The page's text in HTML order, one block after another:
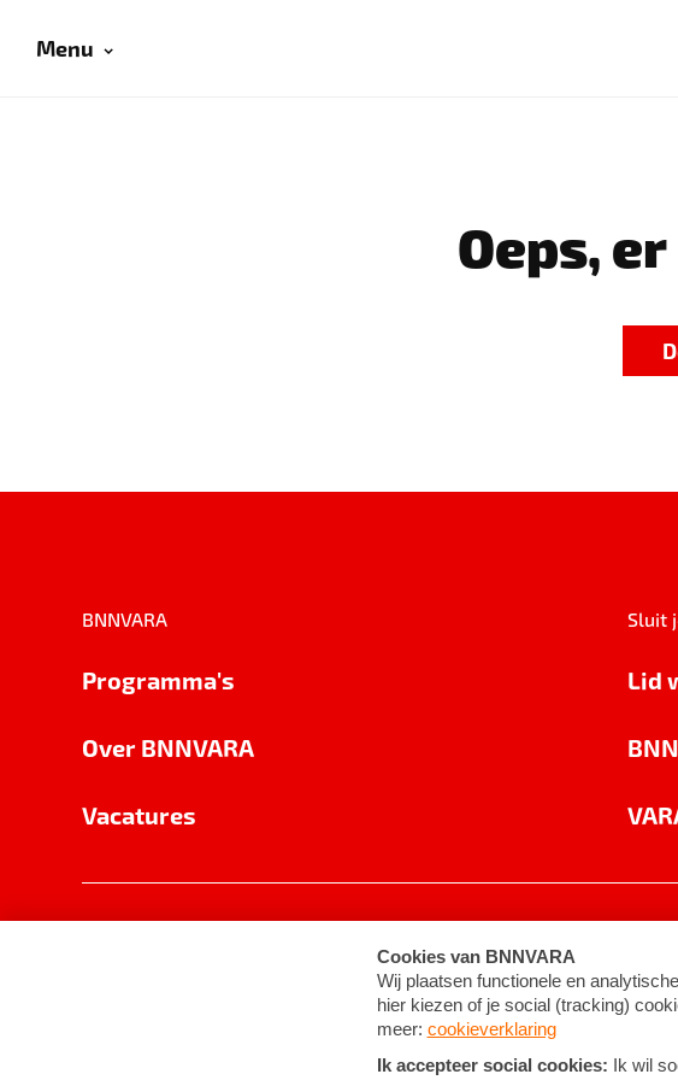
Menu
Oeps,
BNNVARA
Programma's
Over BNNVARA
Vacatures
Sluit
Lid
Cookie-instellingen Algemene